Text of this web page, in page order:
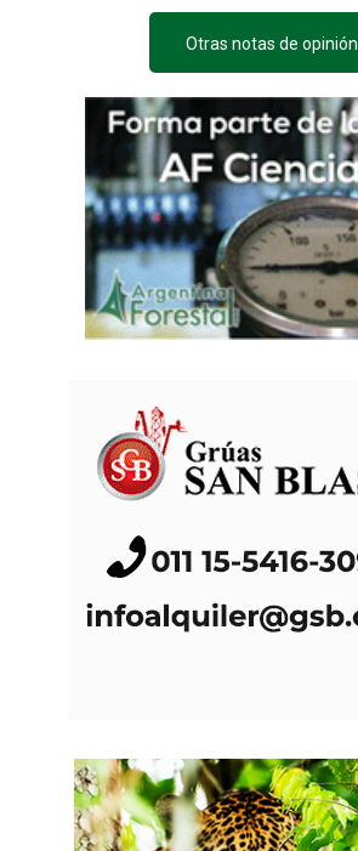
Otras notas de opinión